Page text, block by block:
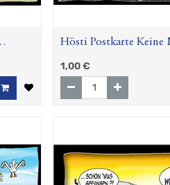
Hösti Postkarte Keine
füttern
1,00€